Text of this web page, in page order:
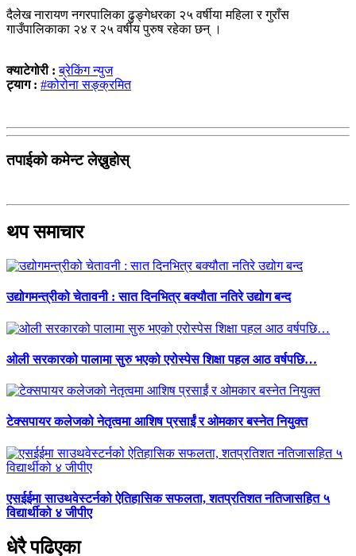
दैलेख नारायण नगरपालिका ढुङ्गेधरका २५ वर्षीया महिला र गुराँस
गाउँपालिकाका २४ र २५ वर्षीय पुरुष रहेका छन् ।
क्याटेगोरी :ब्रेकिंग न्युज
ट्याग : #कोरोना सङ्क्रमित
तपाईको कमेन्ट लेख्नुहोस्
थप समाचार
उद्योगमन्त्रीको चेतावनी : सात दिनभित्र बक्यौता नतिरे उद्योग बन्द
ओली सरकारको पालामा सुरु भएको एरोस्पेस शिक्षा पहल आठ वर्षपछि…
टेक्सपायर कलेजको नेतृत्वमा आशिष प्रसाईं र ओमकार बस्नेत नियुक्त
एसईईमा साउथवेस्टर्नको ऐतिहासिक सफलता, शतप्रतिशत नतिजासहित ५
विद्यार्थीको ४ जीपीए
धेरै पढिएका